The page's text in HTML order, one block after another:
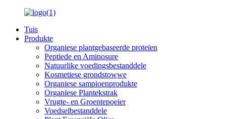
Tuis
Produkte
Organiese plantgebaseerde proteïen
Peptiede en Aminosure
Natuurlike voedingsbestanddele
Kosmetiese grondstowwe
Organiese sampioenprodukte
Organiese Plantekstrak
Vrugte- en Groentepoeier
Voedselbestanddele